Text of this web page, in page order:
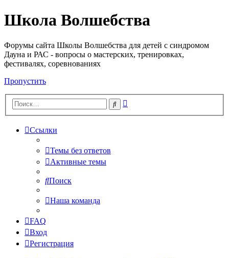
Школа Волшебства
Форумы сайта Школы Волшебства для детей с синдромом
Дауна и РАС - вопросы о мастерских, тренировках,
фестивалях, соревнованиях
Пропустить
Поиск
Ссылки
Темы без ответов
Активные темы
Поиск
Наша команда
FAQ
Вход
Регистрация